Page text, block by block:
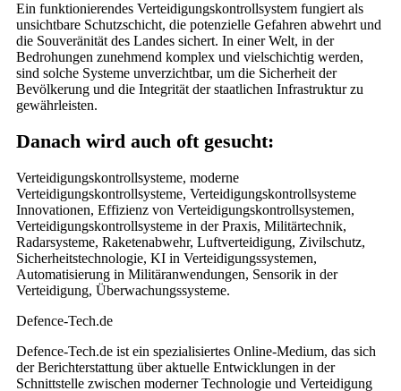
Ein funktionierendes Verteidigungskontrollsystem fungiert als
unsichtbare Schutzschicht, die potenzielle Gefahren abwehrt und
die Souveränität des Landes sichert. In einer Welt, in der
Bedrohungen zunehmend komplex und vielschichtig werden,
sind solche Systeme unverzichtbar, um die Sicherheit der
Bevölkerung und die Integrität der staatlichen Infrastruktur zu
gewährleisten.
Danach wird auch oft gesucht:
Verteidigungskontrollsysteme, moderne
Verteidigungskontrollsysteme, Verteidigungskontrollsysteme
Innovationen, Effizienz von Verteidigungskontrollsystemen,
Verteidigungskontrollsysteme in der Praxis, Militärtechnik,
Radarsysteme, Raketenabwehr, Luftverteidigung, Zivilschutz,
Sicherheitstechnologie, KI in Verteidigungssystemen,
Automatisierung in Militäranwendungen, Sensorik in der
Verteidigung, Überwachungssysteme.
Defence-Tech.de
Defence-Tech.de ist ein spezialisiertes Online-Medium, das sich
der Berichterstattung über aktuelle Entwicklungen in der
Schnittstelle zwischen moderner Technologie und Verteidigung